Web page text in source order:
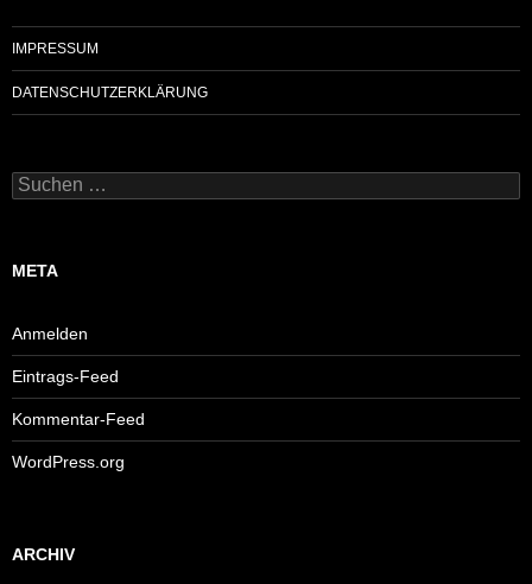
IMPRESSUM
DATENSCHUTZERKLÄRUNG
Suchen
nach:
META
Anmelden
Eintrags-Feed
Kommentar-Feed
WordPress.org
ARCHIV